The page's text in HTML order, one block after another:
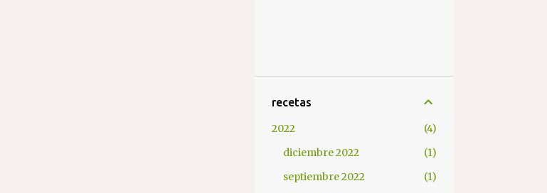
recetas
2022
4
diciembre 2022
1
septiembre 2022
1